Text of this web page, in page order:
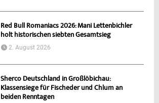
Red Bull Romaniacs 2026: Mani Lettenbichler
holt historischen siebten Gesamtsieg
2. August 2026
Sherco Deutschland in Großlöbichau:
Klassensiege für Fischeder und Chlum an
beiden Renntagen